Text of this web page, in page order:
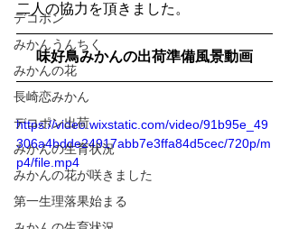
デコポン
みかんうんちく
みかんの花
長崎恋みかん
デコポン出荷
みかんの生育状況
みかんの花が咲きました
第一生理落果始まる
二人の協力を頂きました。
味好鳥みかんの出荷準備風景動画
https://video.wixstatic.com/video/91b95e_49
306a4bdde24917abb7e3ffa84d5cec/720p/m
p4/file.mp4